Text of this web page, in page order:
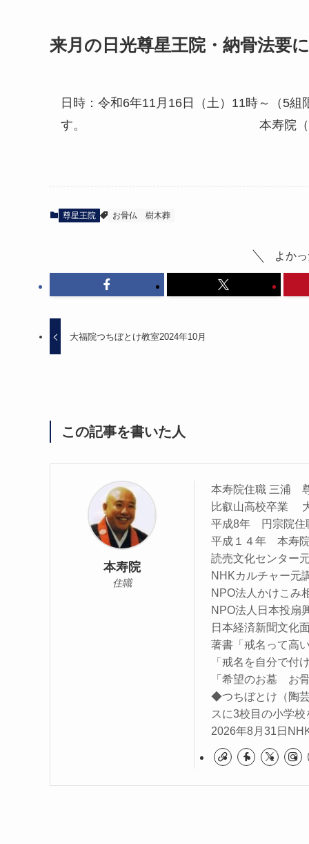
来月の日光尊星王院・納骨法要
日時：令和6年11月16日（土）11時～
す。 本寿院（東京）０３
尊星王院 お骨仏 樹木葬
よか
大福院つちぼとけ教室2024年10月
この記事を書いた人
本寿院
住職
本寿院住職 三浦
比叡山高校卒業
平成8年 円宗院
平成１４年 本寿
読売文化センター
NHKカルチャー元
NPO法人かけこみ
NPO法人日本投扇
日本経済新聞文化
著書「戒名って高
「戒名を自分で付
「希望のお墓 お
◆つちぼとけ（陶
スに3校目の小学
2026年8月31日